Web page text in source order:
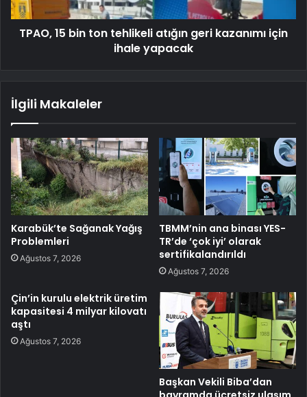
TPAO, 15 bin ton tehlikeli atığın geri kazanımı için
ihale yapacak
İlgili Makaleler
Karabük’te Sağanak Yağış
Problemleri
Ağustos 7, 2026
TBMM’nin ana binası YES-
TR’de ‘çok iyi’ olarak
sertifikalandırıldı
Ağustos 7, 2026
Çin’in kurulu elektrik üretim
kapasitesi 4 milyar kilovatı
aştı
Ağustos 7, 2026
Başkan Vekili Biba’dan